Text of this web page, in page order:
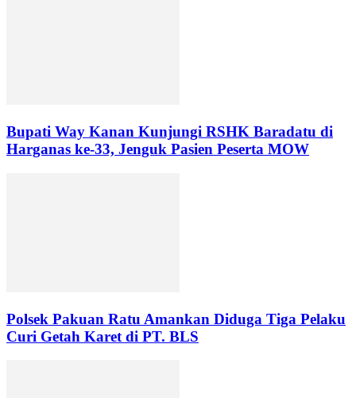
Bupati Way Kanan Kunjungi RSHK Baradatu di
Harganas ke-33, Jenguk Pasien Peserta MOW
Polsek Pakuan Ratu Amankan Diduga Tiga Pelaku
Curi Getah Karet di PT. BLS